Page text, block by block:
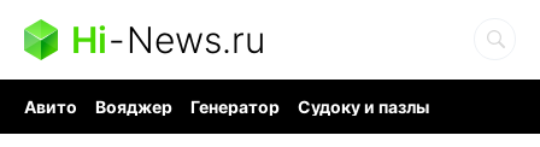
Hi-News.ru
Авито Вояджер Генератор
Судоку и пазлы